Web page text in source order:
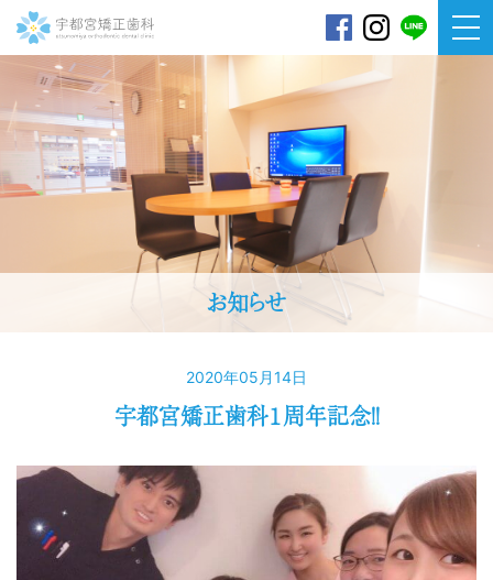
宇都宮矯正歯科
お知らせ
2020年05月14日
宇都宮矯正歯科１周年記念！！